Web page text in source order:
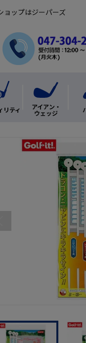
ョップはジーパーズ
リティ アイアン・
ウェッジ